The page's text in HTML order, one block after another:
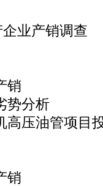
业产销调查
分析
管项目投